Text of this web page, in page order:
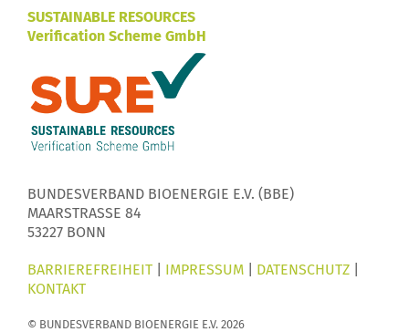
SUSTAINABLE RESOURCES
Verification Scheme GmbH
BUNDESVERBAND BIOENERGIE E.V. (BBE)
MAARSTRASSE 84
53227 BONN
BARRIEREFREIHEIT IMPRESSUM DATENSCHUTZ
KONTAKT
© BUNDESVERBAND BIOENERGIE E.V. 2026